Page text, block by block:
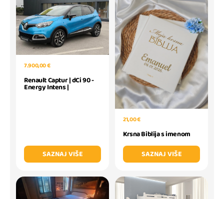
7.900,00 €
Renault Captur | dCi 90 -
Energy Intens |
SAZNAJ VIŠE
21,00 €
Krsna Biblija s imenom
SAZNAJ VIŠE